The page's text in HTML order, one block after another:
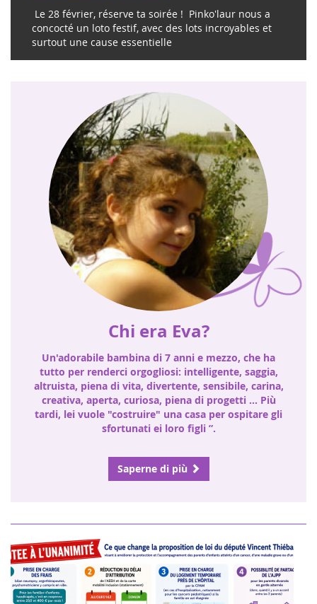
Le 28 février, réserve ta soirée ! Pinko'laur nous a
concocté un loto festif, avec des lots incroyables et
surtout une cause essentielle
Chi era Eva?
Un'adorabile bambina di 7 anni e mezzo, che ha
tutto per renderci orgogliosi: intelligente, saggia,
altruista, piena di vita, divertente, sensibile, carina,
creativa, aperta, curiosa, piena di progetti ... Più
tardi, lei vuole "costruire" una casa per ospitare gli
sfortunati ei loro figli ”.
Saperne di più